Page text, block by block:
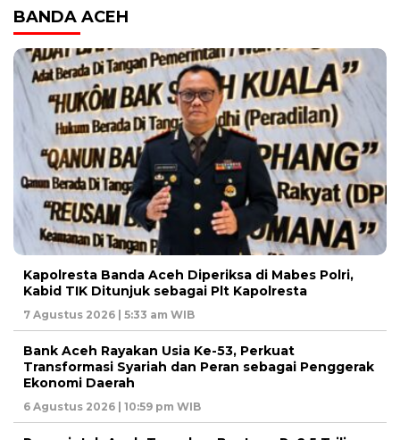
BANDA ACEH
Kapolresta Banda Aceh Diperiksa di Mabes Polri,
Kabid TIK Ditunjuk sebagai Plt Kapolresta
7 Agustus 2026 | 5:33 am WIB
Bank Aceh Rayakan Usia Ke-53, Perkuat
Transformasi Syariah dan Peran sebagai Penggerak
Ekonomi Daerah
6 Agustus 2026 | 10:59 pm WIB